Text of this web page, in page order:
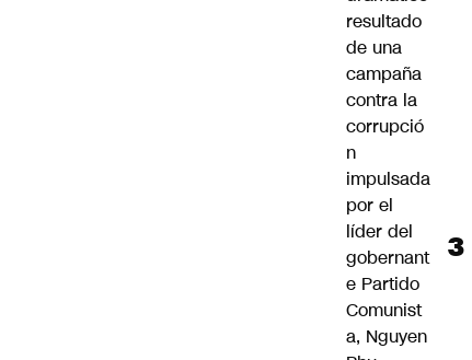
resultado
de una
campaña
contra la
corrupció
n
impulsada
por el
líder del
gobernant
e Partido
Comunist
a, Nguyen